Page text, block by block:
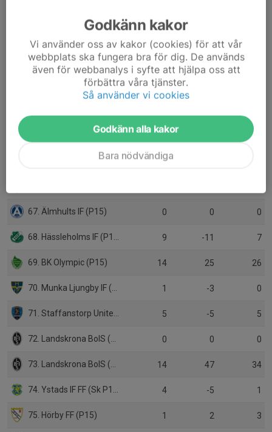
60. Varbergs BoIS FC (P15)
61. BK Häcken (P14) 0 0
62. Skottorps IF (P15) 1
64. Mjällby AIF (P15) 1
65. Kulladals FF (P15 sk) 4
67. Älmhults IF (P15) 0 0 0
68. Hässleholms IF (P15) 9 -11 7
69. BK Olympic (P15) 14 25 26
70. Munka Ljungby IF (P15) 1 -3 0
71. Staffanstorp United FC (P15) 5 -5 5
72. Landskrona BoIS (P14) 0 0 0
73. Landskrona BoIS (Sk P15) 14 47 34
74. Ystads IF FF (Sk P15) 4 -5 1
75. Hörby FF (P15) 1 2 3
Godkänn kakor
Vi använder oss av kakor (cookies) för att vår
webbplats ska fungera bra för dig. De används
även för webbanalys i syfte att hjälpa oss att
förbättra våra tjänster.
Så använder vi cookies
Godkänn alla kakor
Bara nödvändiga